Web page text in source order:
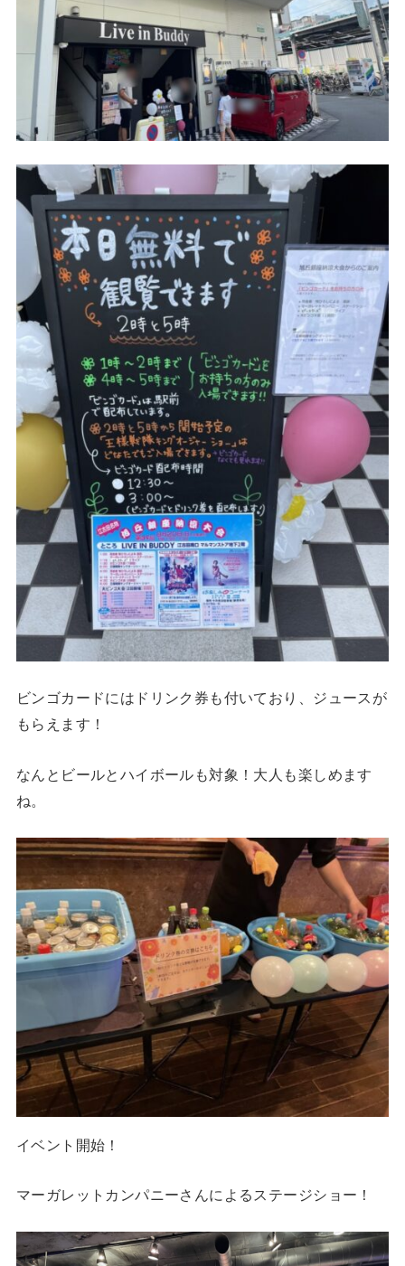
ビンゴカードにはドリンク券も付いており、ジュースが
もらえます！
なんとビールとハイボールも対象！大人も楽しめます
ね。
イベント開始！
マーガレットカンパニーさんによるステージショー！